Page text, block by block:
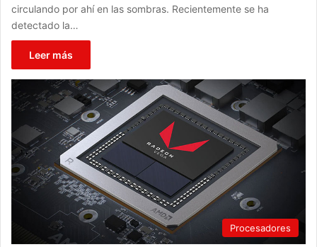
circulando por ahí en las sombras. Recientemente se ha
detectado la…
Leer más
Procesadores